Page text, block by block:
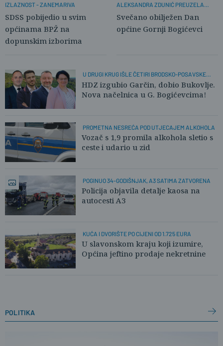
IZLAZNOST - ZANEMARIVA
SDSS pobijedio u svim
općinama BPŽ na
dopunskim izborima
ALEKSANDRA ZDUNIĆ PREUZELA
Svečano obilježen Dan
općine Gornji Bogićevci
U DRUGI KRUG IŠLE ČETIRI BRODSKO-POSAVSKE
OPĆINE
HDZ izgubio Garčin, dobio Bukovlje.
Nova načelnica u G. Bogićevcima!
PROMETNA NESREĆA POD UTJECAJEM ALKOHOLA
Vozač s 1,9 promila alkohola sletio s
ceste i udario u zid
POGINUO 34-GODIŠNJAK, A3 SATIMA ZATVORENA
Policija objavila detalje kaosa na
autocesti A3
KUĆA I DVORIŠTE PO CIJENI OD 1.725 EURA
U slavonskom kraju koji izumire,
Općina jeftino prodaje nekretnine
politika